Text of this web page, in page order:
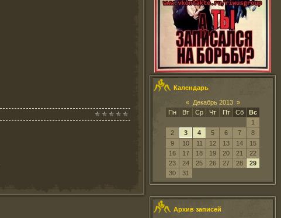
Календарь
« Декабрь 2013 »
Пн
Вт Ср Чт Пт Сб
Вс
1
2
3 4 5 6 7
8
9
10 11 12 13 14
15
16
17 18 19 20 21
22
23
24 25 26 27 28
29
30
31
Архив записей